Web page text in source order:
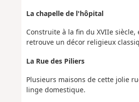
La chapelle de l'hôpital
Construite à la fin du XVIIe
retrouve un décor religieux
La Rue des Piliers
Plusieurs maisons de cette jolie
linge domestique.